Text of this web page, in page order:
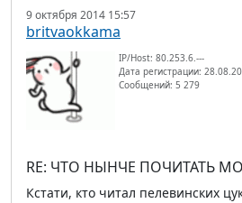
9 октября 2014 15:57
britvaokkama
IP/Host: 80.253.6.---
Дата регистрации:
Сообщений: 5 279
RE: ЧТО НЫНЧЕ ПОЧИТАТЬ
Кстати, кто читал пелевинских